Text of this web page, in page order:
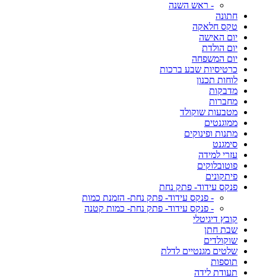
- ראש השנה
חתונה
טקס חלאקה
יום האישה
יום הולדת
יום המשפחה
כרטיסיות שבע ברכות
לוחות תכנון
מדבקות
מחברות
מטבעות שוקולד
ממוגנטים
מתנות ופינוקים
סימגנט
עזרי למידה
פוטובלוקים
פיתקונים
פנקס עידוד- פתק נחת
- פנקס עידוד- פתק נחת- הזמנת כמות
- פנקס עידוד- פתק נחת- כמות קטנה
קובץ דיגיטלי
שבת חתן
שוקולדים
שלטים מגנטיים לדלת
תוספות
תעודת לידה